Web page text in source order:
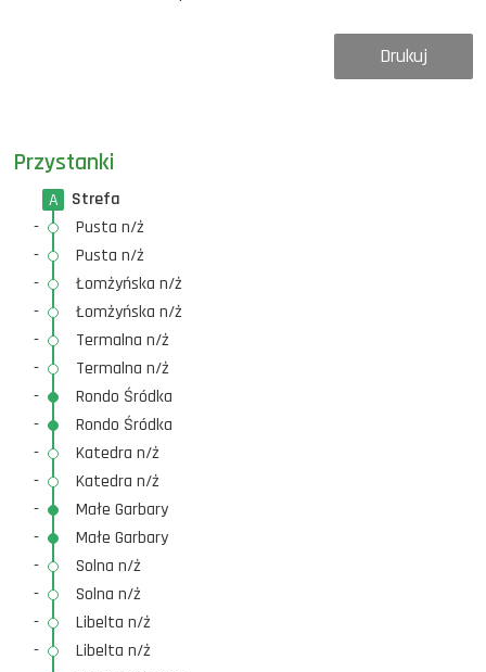
Przystanki
A
Strefa
-
Pusta n/ż
-
Pusta n/ż
-
Łomżyńska n/ż
-
Łomżyńska n/ż
-
Termalna n/ż
-
Termalna n/ż
-
Rondo Śródka
-
Rondo Śródka
-
Katedra n/ż
-
Katedra n/ż
-
Małe Garbary
-
Małe Garbary
-
Solna n/ż
-
Solna n/ż
-
Libelta n/ż
-
Libelta n/ż
Drukuj